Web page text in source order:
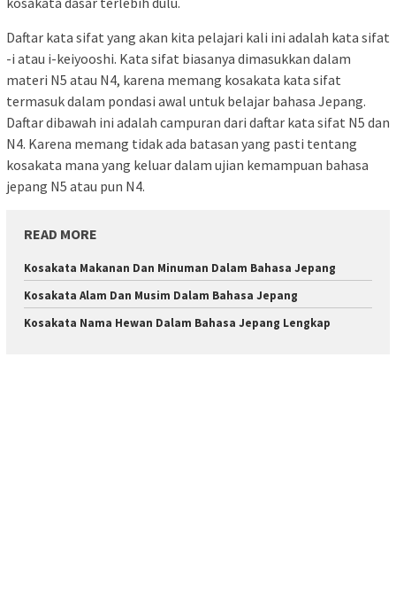
Daftar kata sifat yang akan kita pelajari kali ini adalah kata sifat
-i atau i-keiyooshi. Kata sifat biasanya dimasukkan dalam
materi N5 atau N4, karena memang kosakata kata sifat
termasuk dalam pondasi awal untuk belajar bahasa Jepang.
Daftar dibawah ini adalah campuran dari daftar kata sifat N5 dan
N4. Karena memang tidak ada batasan yang pasti tentang
kosakata mana yang keluar dalam ujian kemampuan bahasa
jepang N5 atau pun N4.
READ MORE
Kosakata Makanan Dan Minuman Dalam Bahasa Jepang
Kosakata Alam Dan Musim Dalam Bahasa Jepang
Kosakata Nama Hewan Dalam Bahasa Jepang Lengkap